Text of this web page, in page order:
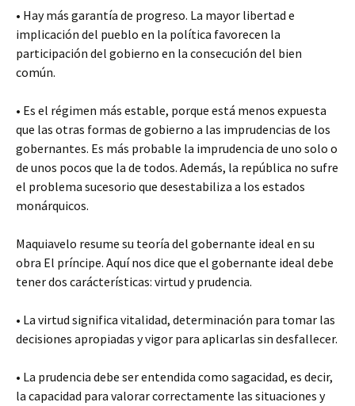
• Hay más garantía de progreso. La mayor libertad e
implicación del pueblo en la política favorecen la
participación del gobierno en la consecución del bien
común.
• Es el régimen más estable, porque está menos expuesta
que las otras formas de gobierno a las imprudencias de los
gobernantes. Es más probable la imprudencia de uno solo o
de unos pocos que la de todos. Además, la república no sufre
el problema sucesorio que desestabiliza a los estados
monárquicos.
Maquiavelo resume su teoría del gobernante ideal en su
obra El príncipe. Aquí nos dice que el gobernante ideal debe
tener dos carácterísticas: virtud y prudencia.
• La virtud significa vitalidad, determinación para tomar las
decisiones apropiadas y vigor para aplicarlas sin desfallecer.
• La prudencia debe ser entendida como sagacidad, es decir,
la capacidad para valorar correctamente las situaciones y